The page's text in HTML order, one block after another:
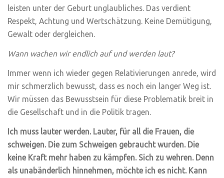
leisten unter der Geburt unglaubliches. Das verdient
Respekt, Achtung und Wertschätzung. Keine Demütigung,
Gewalt oder dergleichen.
Wann wachen wir endlich auf und werden laut?
Immer wenn ich wieder gegen Relativierungen anrede, wird
mir schmerzlich bewusst, dass es noch ein langer Weg ist.
Wir müssen das Bewusstsein für diese Problematik breit in
die Gesellschaft und in die Politik tragen.
Ich muss lauter werden. Lauter, für all die Frauen, die
schweigen. Die zum Schweigen gebraucht wurden. Die
keine Kraft mehr haben zu kämpfen. Sich zu wehren. Denn
als unabänderlich hinnehmen, möchte ich es nicht. Kann